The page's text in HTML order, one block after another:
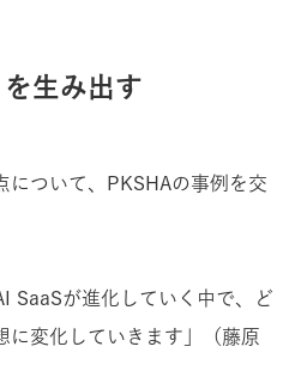
生み出す
について、PKSHAの事例を交
SaaSが進化していく中で、ど
に変化していきます」（藤原